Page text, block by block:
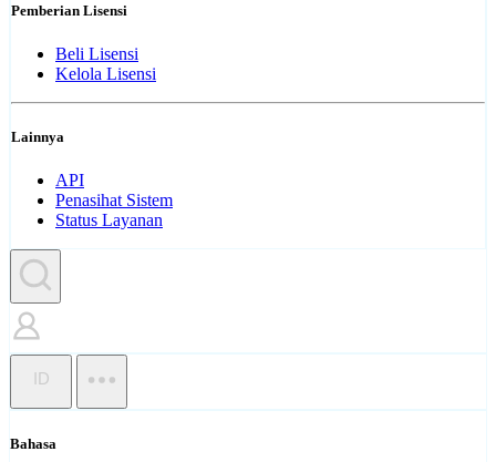
Pemberian Lisensi
Beli Lisensi
Kelola Lisensi
Lainnya
API
Penasihat Sistem
Status Layanan
ID
Bahasa